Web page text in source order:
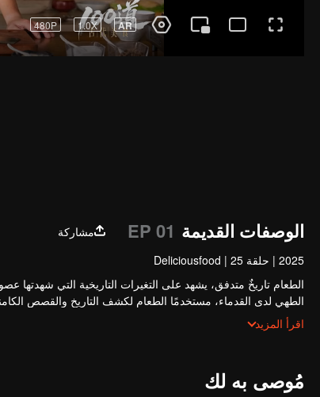
الوصفات القديمة EP 01
مشاركة
2025
| حلقة 25 |
Deliciousfood
الطعام تاريخٌ متدفق، يشهد على التغيرات التاريخية التي
الطهي لدى القدماء، مستخدمًا الطعام لكشف التاريخ والقصص الكامنة
بدور "مديرة المطبخ"، سيتضمن الفيلم الوثائقي حوارات مع ضيوف
والفكاهة، كاشفين عن الثقافة التقليدية وحكمة
اقرأ المزيد
مُوصى به لك